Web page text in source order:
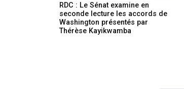
RDC : Le Sénat examine en
seconde lecture les accords de
Washington présentés par
Thérèse Kayikwamba